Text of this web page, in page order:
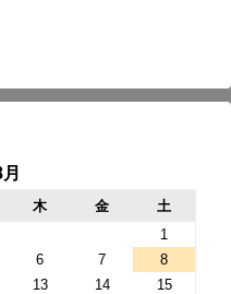
木 金
土
1
6 7
8
13 14
15